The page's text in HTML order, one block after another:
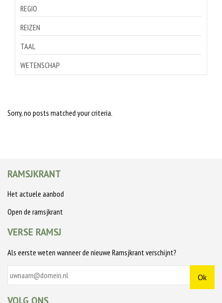
REGIO
REIZEN
TAAL
WETENSCHAP
Sorry, no posts matched your criteria.
RAMSJKRANT
Het actuele aanbod
Open de ramsjkrant
VERSE RAMSJ
Als eerste weten wanneer de nieuwe Ramsjkrant verschijnt?
VOLG ONS